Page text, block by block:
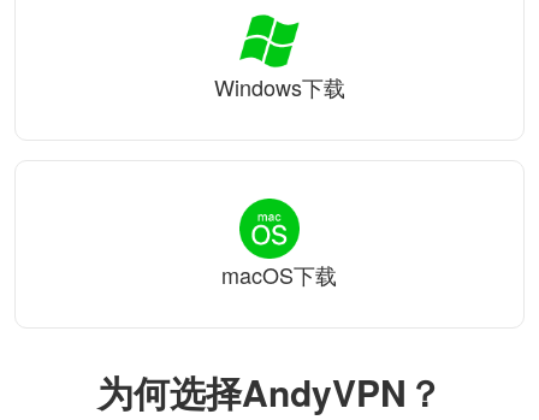
为何选择AndyVPN？
Windows下载
macOS下载